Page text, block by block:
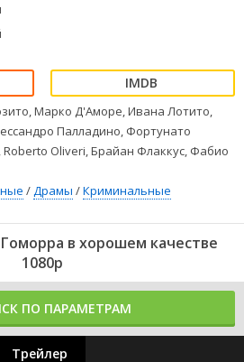
Марко Д'Аморе, Ивана Лотито,
Палладино, Фортунато
Oliveri, Брайан Флаккус, Фабио
/Драмы /Криминальные
в хорошем качестве
1080p
ПО ПАРАМЕТРАМ
Трейлер